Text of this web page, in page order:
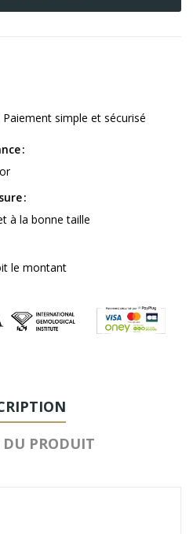
Paiement simple et sécurisé
à la bonne taille
le montant
DU PRODUIT